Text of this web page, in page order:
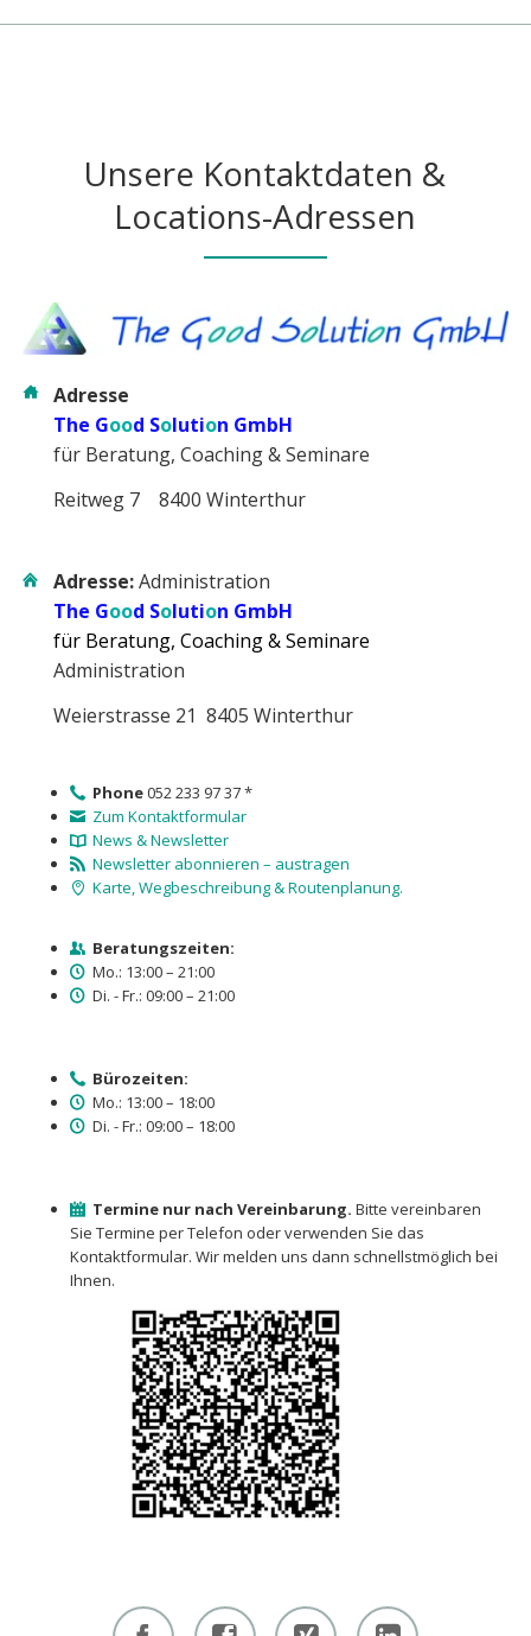
Unsere Kontaktdaten &
Locations-Adressen
Adresse
The Good Solution GmbH
für Beratung, Coaching & Seminare
Reitweg 7 8400 Winterthur
Adresse:Administration
The Good Solution GmbH
für Beratung, Coaching & Seminare
Administration
Weierstrasse 21 8405 Winterthur
Phone052 233 97 37 *
Zum Kontaktformular
News & Newsletter
Newsletter abonnieren – austragen
Karte, Wegbeschreibung & Routenplanung.
Beratungszeiten:
Mo.: 13:00 – 21:00
Di. - Fr.: 09:00 – 21:00
Bürozeiten:
Mo.: 13:00 – 18:00
Di. - Fr.: 09:00 – 18:00
Termine nur nach Vereinbarung. Bitte vereinbaren
Sie Termine per Telefon oder verwenden Sie das
Kontaktformular. Wir melden uns dann schnellstmöglich bei
Ihnen.